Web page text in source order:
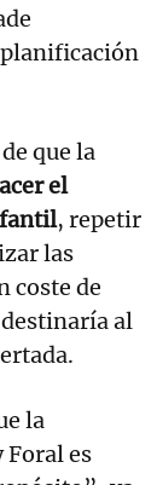
que la
el
, repetir
las
coste de
destinaría al
la
Foral es